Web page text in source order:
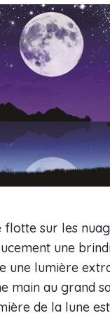
flotte sur les
une
une lumière
main au grand
de la lune